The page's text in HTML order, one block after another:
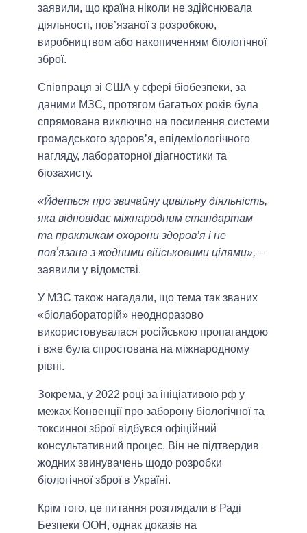
заявили, що країна ніколи не здійснювала
діяльності, пов’язаної з розробкою,
виробництвом або накопиченням біологічної
зброї.
Співпраця зі США у сфері біобезпеки, за
даними МЗС, протягом багатьох років була
спрямована виключно на посилення системи
громадського здоров’я, епідеміологічного
нагляду, лабораторної діагностики та
біозахисту.
«Йдеться про звичайну цивільну діяльність,
яка відповідає міжнародним стандартам
та практикам охорони здоров’я і не
повʼязана з жодними військовими цілями», –
заявили у відомстві.
У МЗС також нагадали, що тема так званих
«біолабораторій» неодноразово
використовувалася російською пропагандою
і вже була спростована на міжнародному
рівні.
Зокрема, у 2022 році за ініціативою рф у
межах Конвенції про заборону біологічної та
токсинної зброї відбувся офіційний
консультативний процес. Він не підтвердив
жодних звинувачень щодо розробки
біологічної зброї в Україні.
Крім того, це питання розглядали в Раді
Безпеки ООН, однак доказів на